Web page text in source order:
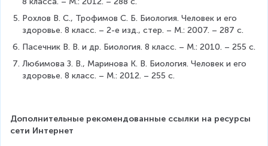
Рохлов В. С., Трофимов С. Б. Биология. Человек и его
здоровье. 8 класс. – 2-е изд., стер. – М.: 2007. – 287 с.
Пасечник В. В. и др. Биология. 8 класс. – М.: 2010. – 255 с.
Любимова З. В., Маринова К. В. Биология. Человек и его
здоровье. 8 класс. – М.: 2012. – 255 с.
Дополнительные рекомендованные ссылки на ресурсы
сети Интернет